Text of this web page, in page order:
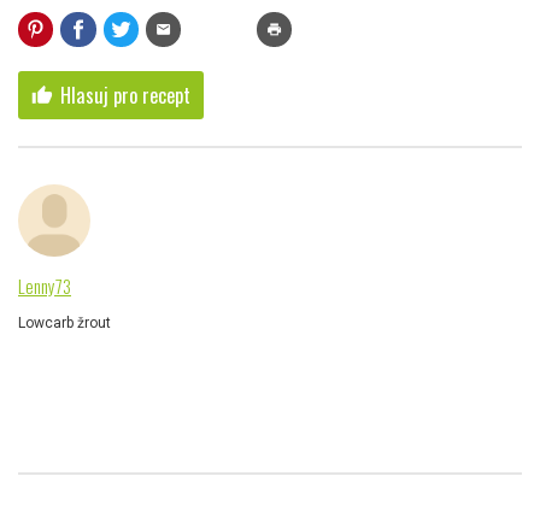
mail print
thumb_up Hlasuj pro recept
Lenny73
Lowcarb žrout